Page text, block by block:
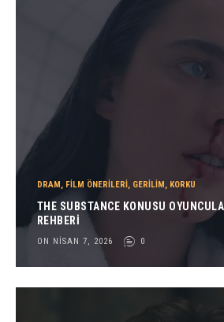
DRAM , FILM ÖNERILERI, GERILIM , KORKU
THE SUBSTANCE KONUSU
REHBERI
ON NISAN 7, 2026 0